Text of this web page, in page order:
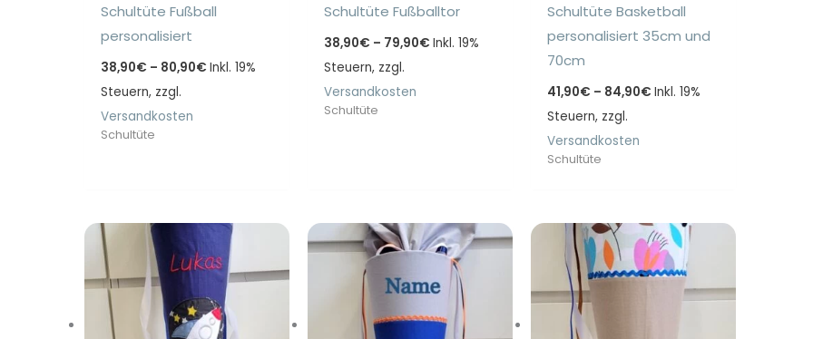
Schultüte Fußball
personalisiert
38,90€ – 80,90€ Preisspanne:
38,90€
Inkl. 19%
Steuern, zzgl.
Versandkosten
Schultüte
Schultüte Fußballtor
38,90€ – 79,90€Preisspanne:
38,90€
Inkl. 19%
Steuern, zzgl.
Versandkosten
Schultüte
Schultüte Basketball
personalisiert 35cm und
70cm
41,90€ – 84,90€Preisspanne:
41,90€
Inkl. 19%
Steuern, zzgl.
Versandkosten
Schultüte